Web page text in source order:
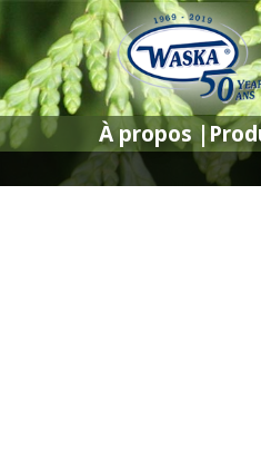
À propos|
À propos|